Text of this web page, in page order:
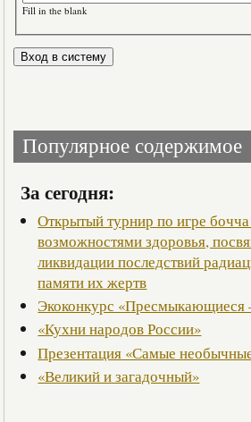
Fill in the blank
Популярное содержимое
За сегодня:
Открытый турнир по игре
возможностями здоровья,
ликвидации последствий
памяти их жертв
Экоконкурс «Пресмыкающиеся
«Кухни народов России»
Презентация «Самые
«Великий и загадочный»